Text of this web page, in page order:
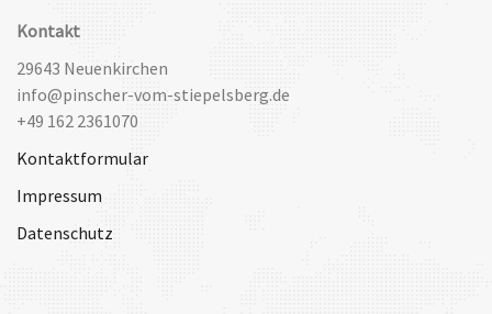
Kontakt
29643 Neuenkirchen
info@pinscher-vom-stiepelsberg.de
+49 162 2361070
Kontaktformular
Impressum
Datenschutz